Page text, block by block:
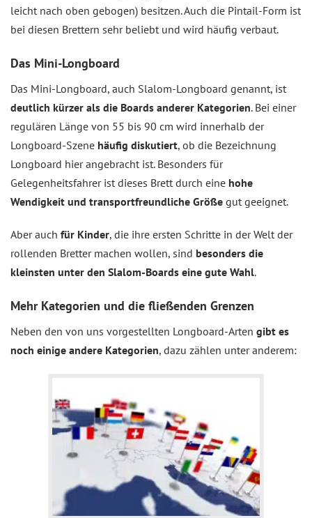
leicht nach oben gebogen) besitzen. Auch die Pintail-Form ist
bei diesen Brettern sehr beliebt und wird häufig verbaut.
Das Mini-Longboard
Das Mini-Longboard, auch Slalom-Longboard genannt, ist
deutlich kürzer als die Boards anderer Kategorien. Bei einer
regulären Länge von 55 bis 90 cm wird innerhalb der
Longboard-Szene häufig diskutiert, ob die Bezeichnung
Longboard hier angebracht ist. Besonders für
Gelegenheitsfahrer ist dieses Brett durch eine hohe
Wendigkeit und transportfreundliche Größe gut geeignet.
Aber auch für Kinder, die ihre ersten Schritte in der Welt der
rollenden Bretter machen wollen, sind besonders die
kleinsten unter den Slalom-Boards eine gute Wahl.
Mehr Kategorien und die fließenden Grenzen
Neben den von uns vorgestellten Longboard-Arten gibt es
noch einige andere Kategorien, dazu zählen unter anderem: